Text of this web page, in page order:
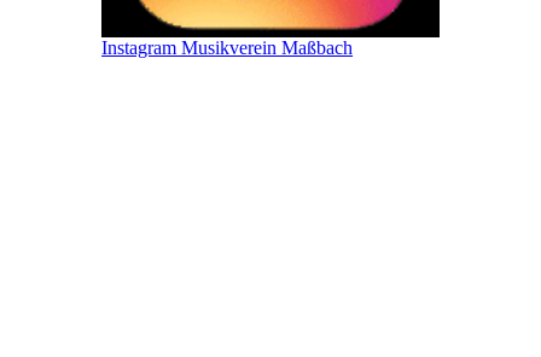
Instagram Musikverein Maßbach